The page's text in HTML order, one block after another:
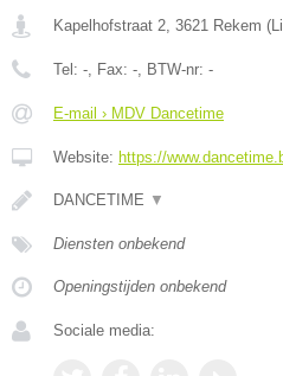
Kapelhofstraat 2 3621 Rekem (
Tel: - , Fax: - , BTW-nr: -
E-mail › MDV Dancetime
Website: https://
DANCETIME ▼
Diensten onbekend
Openingstijden onbekend
Sociale media: